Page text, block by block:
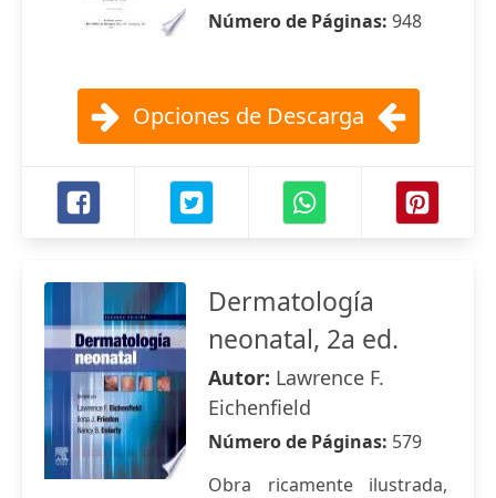
Número de Páginas: 948
Opciones de Descarga
Dermatología
neonatal, 2a ed.
Autor: Lawrence F.
Eichenfield
Número de Páginas: 579
Obra ricamente ilustrada,